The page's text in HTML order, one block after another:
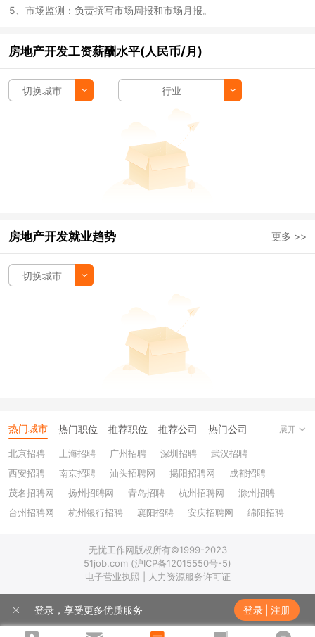
5、市场监测：负责撰写市场周报和市场月报。
房地产开发工资薪酬水平(人民币/月)
切换城市 行业
房地产开发就业趋势 更多 >>
切换城市
热门城市 热门职位 推荐职位 推荐公司 热门公司
北京招聘 上海招聘 广州招聘 深圳招聘
武汉招聘
西安招聘
南京招聘 汕头招聘网 揭阳招聘网
成都招聘
茂名招聘网
扬州招聘网 青岛招聘 杭州招聘网
滁州招聘
台州招聘网
杭州银行招聘 襄阳招聘 安庆招聘网
绵阳招聘
上饶招聘网
展开
无忧工作网版权所有©1999-2023
51job.com (沪ICP备12015550号-5)
电子营业执照 | 人力资源服务许可证
登录，享受更多优质服务 登录 注册